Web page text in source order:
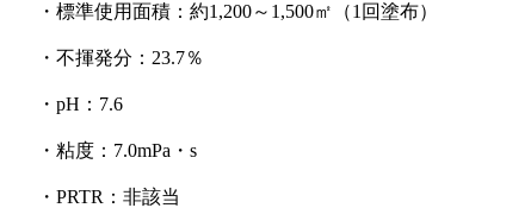
・標準使用面積：約1,200～1,500㎡（1回塗布）
・不揮発分：23.7％
・pH：7.6
・粘度：7.0mPa・s
・PRTR：非該当